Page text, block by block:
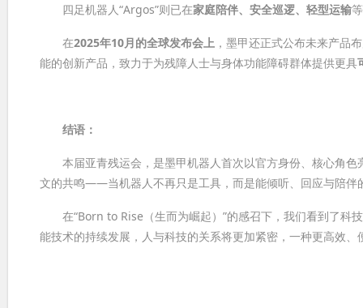
四足机器人“Argos”则已在家庭陪伴、安全巡逻、轻型运输
在2025年10月的全球发布会上 ，墨甲还正式公布未来产品
能的创新产品，致力于为残障人士与身体功能障碍群体提供更具
结语：
本届亚青残运会，是墨甲机器人首次以官方身份、核心角色
文的共鸣——当机器人不再只是工具，而是能倾听、回应与陪伴
在“Born to Rise（生而为崛起）”的感召下，我们看到了科
能技术的持续发展，人与科技的关系将更加紧密，一种更高效